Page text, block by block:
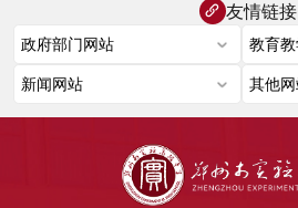
友情链接